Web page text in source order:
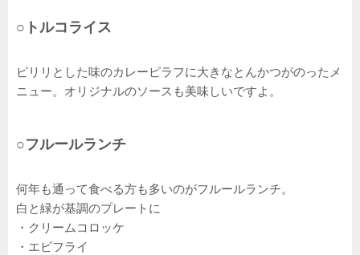
○トルコライス
ピリリとした味のカレーピラフに大きなとんかつがのったメ
ニュー。オリジナルのソースも美味しいですよ。
○フルールランチ
何年も通って食べる方も多いのがフルールランチ。
白と緑が基調のプレートに
・クリームコロッケ
・エビフライ